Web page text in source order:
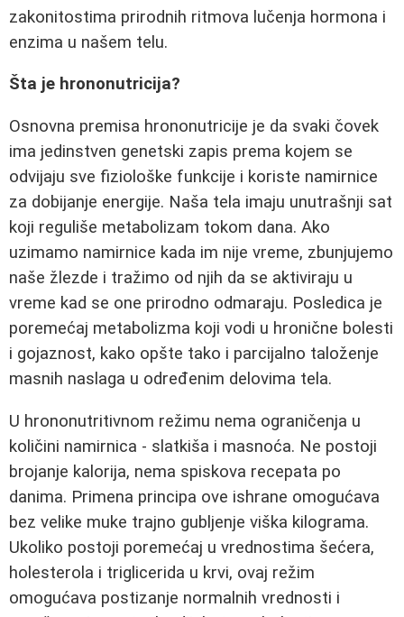
zakonitostima prirodnih ritmova lučenja hormona i
enzima u našem telu.
Šta je hrononutricija?
Osnovna premisa hrononutricije je da svaki čovek
ima jedinstven genetski zapis prema kojem se
odvijaju sve fiziološke funkcije i koriste namirnice
za dobijanje energije. Naša tela imaju unutrašnji sat
koji reguliše metabolizam tokom dana. Ako
uzimamo namirnice kada im nije vreme, zbunjujemo
naše žlezde i tražimo od njih da se aktiviraju u
vreme kad se one prirodno odmaraju. Posledica je
poremećaj metabolizma koji vodi u hronične bolesti
i gojaznost, kako opšte tako i parcijalno taloženje
masnih naslaga u određenim delovima tela.
U hrononutritivnom režimu nema ograničenja u
količini namirnica - slatkiša i masnoća. Ne postoji
brojanje kalorija, nema spiskova recepata po
danima. Primena principa ove ishrane omogućava
bez velike muke trajno gubljenje viška kilograma.
Ukoliko postoji poremećaj u vrednostima šećera,
holesterola i triglicerida u krvi, ovaj režim
omogućava postizanje normalnih vrednosti i